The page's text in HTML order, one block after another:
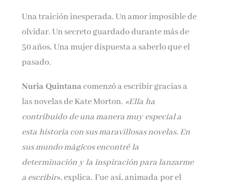
Una traición inesperada. Un amor imposible de
olvidar. Un secreto guardado durante más de
50 años. Una mujer dispuesta a saberlo que el
pasado.
Nuria Quintanacomenzó a escribir gracias a
las novelas de Kate Morton. «Ella ha
contribuido de una manera muy especial a
esta historia con sus maravillosas novelas. En
sus mundo mágicos encontré la
determinación y la inspiración para lanzarme
a escribir», explica. Fue así, animada por el
Por favor, acepta los
términos y condiciones
de privacidad